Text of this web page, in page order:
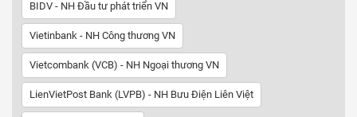
BIDV - NH Đầu tư phát triển VN
Vietinbank - NH Công thương VN
Vietcombank (VCB) - NH Ngoại thương VN
LienVietPost Bank (LVPB) - NH Bưu Điện Liên Việt